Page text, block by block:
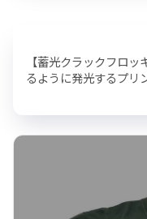
【蓄光クラックフロ
るように発光するプリ